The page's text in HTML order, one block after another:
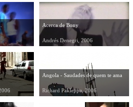
Acerca de Bony
Andrés Denegri, 2006
Angola - Saudades de quem te ama
Richard Pakleppa, 2006